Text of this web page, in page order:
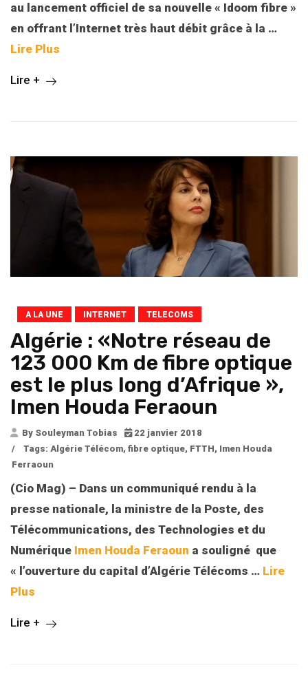
au lancement officiel de sa nouvelle « Idoom fibre »
en offrant l’Internet très haut débit grâce à la …
Lire Plus
Lire +
A LA UNE INTERNET TELECOMS
Algérie : «Notre réseau de
123 000 Km de fibre optique
est le plus long d’Afrique »,
Imen Houda Feraoun
By Souleyman Tobias
22 janvier 2018
/
Tags: Algérie Télécom, fibre optique, FTTH, Imen Houda
Ferraoun
(Cio Mag) – Dans un communiqué rendu à la
presse nationale, la ministre de la Poste, des
Télécommunications, des Technologies et du
Numérique Imen Houda Feraoun a souligné que
« l’ouverture du capital d’Algérie Télécoms … Lire
Plus
Lire +